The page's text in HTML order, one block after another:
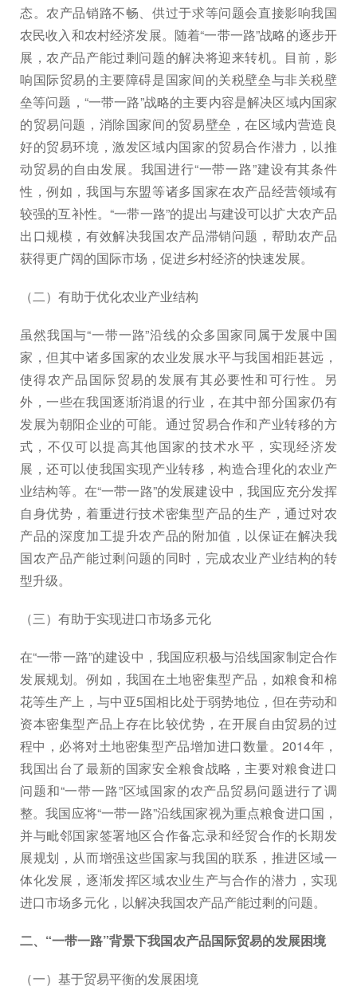
态。农产品销路不畅、供过于求等问题会直接影响我国
农民收入和农村经济发展。随着“一带一路”战略的逐步开
展，农产品产能过剩问题的解决将迎来转机。目前，影
响国际贸易的主要障碍是国家间的关税壁垒与非关税壁
垒等问题，“一带一路”战略的主要内容是解决区域内国家
的贸易问题，消除国家间的贸易壁垒，在区域内营造良
好的贸易环境，激发区域内国家的贸易合作潜力，以推
动贸易的自由发展。我国进行“一带一路”建设有其条件
性，例如，我国与东盟等诸多国家在农产品经营领域有
较强的互补性。“一带一路”的提出与建设可以扩大农产品
出口规模，有效解决我国农产品滞销问题，帮助农产品
获得更广阔的国际市场，促进乡村经济的快速发展。
（二）有助于优化农业产业结构
虽然我国与“一带一路”沿线的众多国家同属于发展中国
家，但其中诸多国家的农业发展水平与我国相距甚远，
使得农产品国际贸易的发展有其必要性和可行性。另
外，一些在我国逐渐消退的行业，在其中部分国家仍有
发展为朝阳企业的可能。通过贸易合作和产业转移的方
式，不仅可以提高其他国家的技术水平，实现经济发
展，还可以使我国实现产业转移，构造合理化的农业产
业结构等。在“一带一路”的发展建设中，我国应充分发挥
自身优势，着重进行技术密集型产品的生产，通过对农
产品的深度加工提升农产品的附加值，以保证在解决我
国农产品产能过剩问题的同时，完成农业产业结构的转
型升级。
（三）有助于实现进口市场多元化
在“一带一路”的建设中，我国应积极与沿线国家制定合作
发展规划。例如，我国在土地密集型产品，如粮食和棉
花等生产上，与中亚5国相比处于弱势地位，但在劳动和
资本密集型产品上存在比较优势，在开展自由贸易的过
程中，必将对土地密集型产品增加进口数量。2014年，
我国出台了最新的国家安全粮食战略，主要对粮食进口
问题和“一带一路”区域国家的农产品贸易问题进行了调
整。我国应将“一带一路”沿线国家视为重点粮食进口国，
并与毗邻国家签署地区合作备忘录和经贸合作的长期发
展规划，从而增强这些国家与我国的联系，推进区域一
体化发展，逐渐发挥区域农业生产与合作的潜力，实现
进口市场多元化，以解决我国农产品产能过剩的问题。
二、“一带一路”背景下我国农产品国际贸易的发展困境
（一）基于贸易平衡的发展困境